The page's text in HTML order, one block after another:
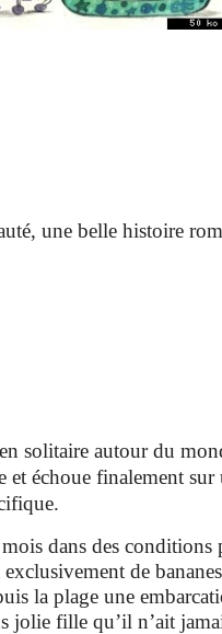
une belle histoire
solitaire autour du
et échoue finalement sur
dans des conditions
exclusivement de
la plage une
jolie fille qu’il n’ait